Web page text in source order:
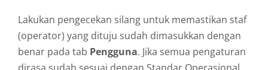
Lakukan pengecekan silang untuk memastikan staf
(operator) yang dituju sudah dimasukkan dengan
benar pada tab Pengguna. Jika semua pengaturan